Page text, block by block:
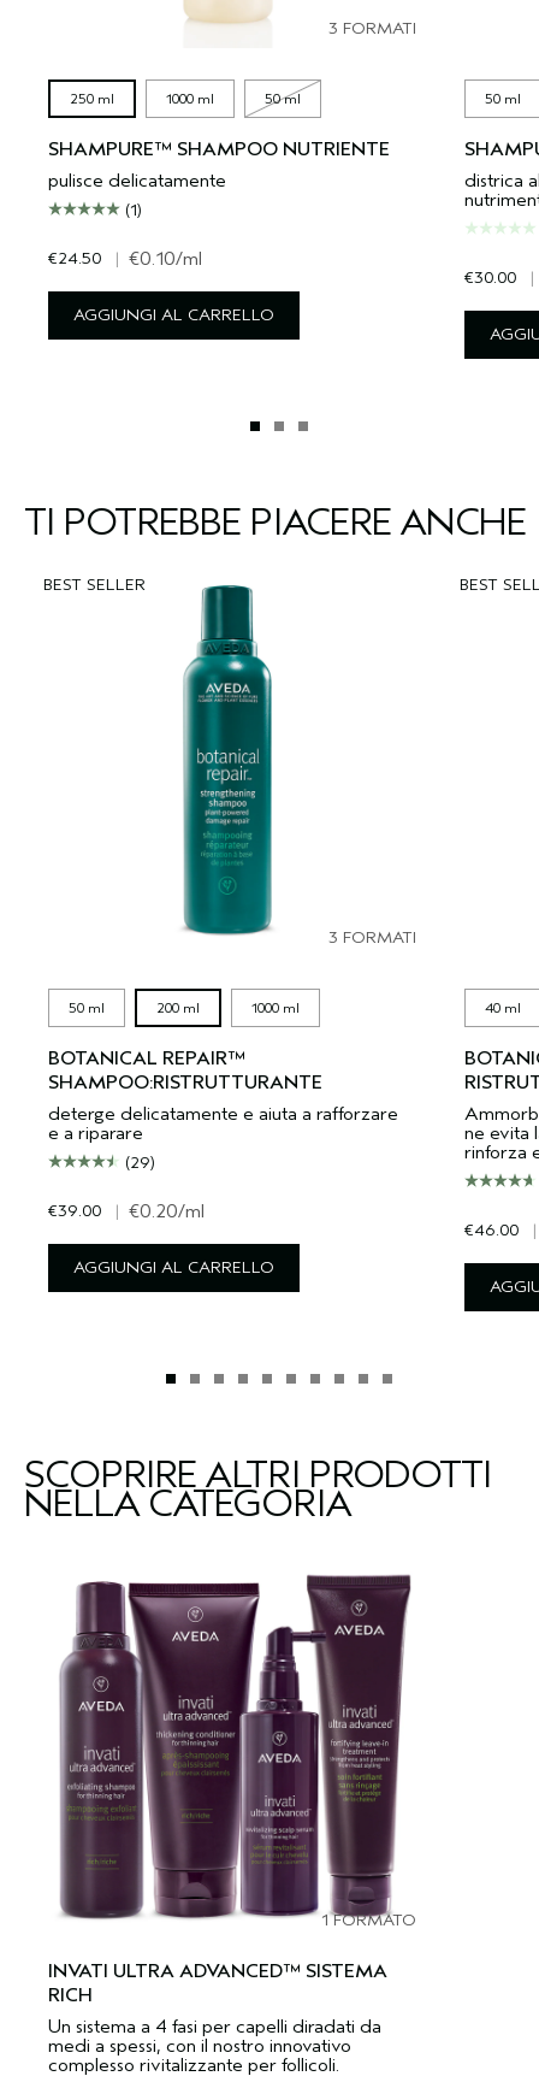
3 FORMATI
250 ml 1000 ml 50 ml
SHAMPURE™ SHAMPOO NUTRIENTE
pulisce delicatamente
(1)
€24.50 | €0.10/ml
AGGIUNGI AL CARRELLO
50 ml
districa
€30.00 |
TI POTREBBE PIACERE ANCHE
BEST SELLER
3 FORMATI
50 ml 200 ml 1000 ml
BOTANICAL REPAIR™
SHAMPOO:RISTRUTTURANTE
deterge delicatamente e aiuta a rafforzare
e a riparare
(29)
€39.00 | €0.20/ml
AGGIUNGI AL CARRELLO
BEST
40 ml
ne evita
rinforza
€46.00 |
SCOPRIRE ALTRI PRODOTTI
NELLA CATEGORIA
1 FORMATO
INVATI ULTRA ADVANCED™ SISTEMA
RICH
Un sistema a 4 fasi per capelli diradati da
medi a spessi, con il nostro innovativo
complesso rivitalizzante per follicoli.